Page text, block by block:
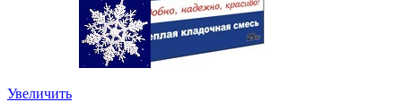
Увеличить